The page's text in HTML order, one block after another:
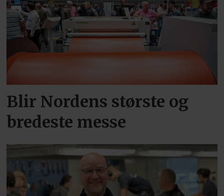
Blir Nordens største og
bredeste messe